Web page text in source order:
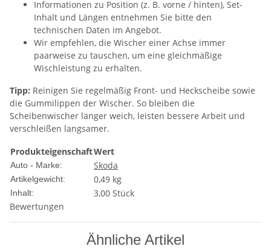
Informationen zu Position (z. B. vorne / hinten), Set-
Inhalt und Längen entnehmen Sie bitte den
technischen Daten im Angebot.
Wir empfehlen, die Wischer einer Achse immer
paarweise zu tauschen, um eine gleichmäßige
Wischleistung zu erhalten.
Tipp: Reinigen Sie regelmäßig Front- und Heckscheibe sowie
die Gummilippen der Wischer. So bleiben die
Scheibenwischer länger weich, leisten bessere Arbeit und
verschleißen langsamer.
ProdukteigenschaftWert
Auto - Marke: Skoda
Artikelgewicht: 0,49 kg
Inhalt:
3,00 Stück
Bewertungen
Ähnliche Artikel